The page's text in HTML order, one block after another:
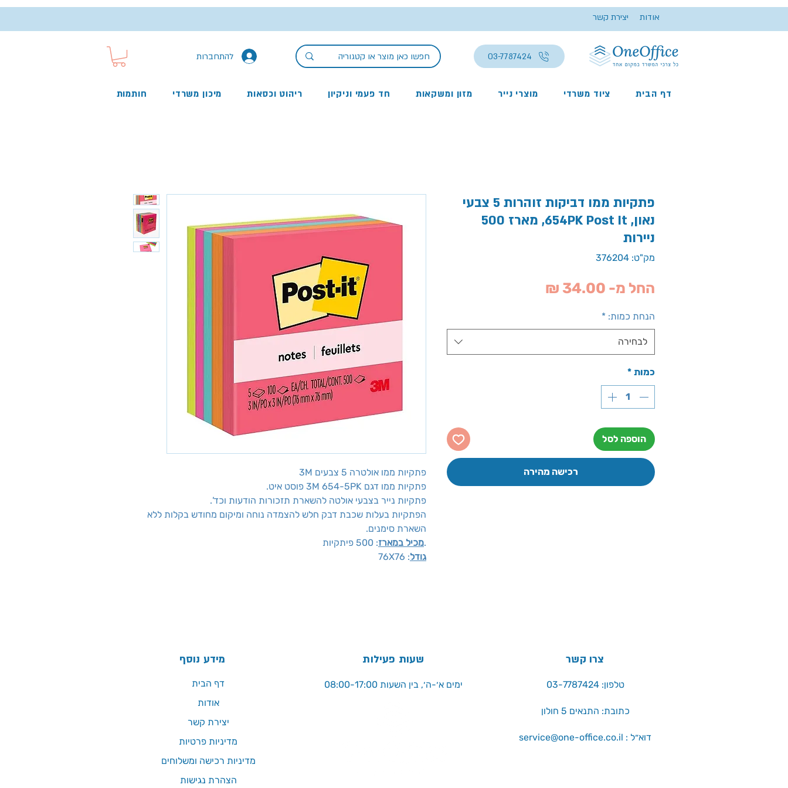
יצירת קשר אודות
להתחברות 03-7787424
דף הבית ציוד משרדי מוצרי נייר מזון ומשקאות חד פעמי וניקיון ריהוט וכסאות מיכון משרדי חותמות
פתקיות ממו אולטרה 5 צבעים 3M
פתקיות ממו דגם 3M 654-5PK פוסט איט.
פתקיות נייר בצבעי אולטה להשארת תזכורות הודעות וכד’.
הפתקיות בעלות שכבת דבק חלש להצמדה נוחה ומיקום מחודש בקלות ללא
השארת סימנים.
.מכיל במארז: 500 פיתקיות
גודל: 76X76
פתקיות ממו דביקות זוהרות 5 צבעי
נאון, 654PK Post It, מארז 500
ניירות
מק"ט: 376204
החל מ- 34.00 ₪
הנחת כמות: *
לבחירה
כמות *
הוספה לסל
רכישה מהירה
מידע נוסף שעות פעילות
ימים א׳-ה׳, בין השעות 08:00-17:00
צרו קשר
טלפון: 03-7787424
כתובת: התנאים 5 חולון
service@one-office.co.il : דוא״ל
דף הבית
אודות
יצירת קשר
מדיניות פרטיות
מדיניות רכישה ומשלוחים
הצהרת נגישות